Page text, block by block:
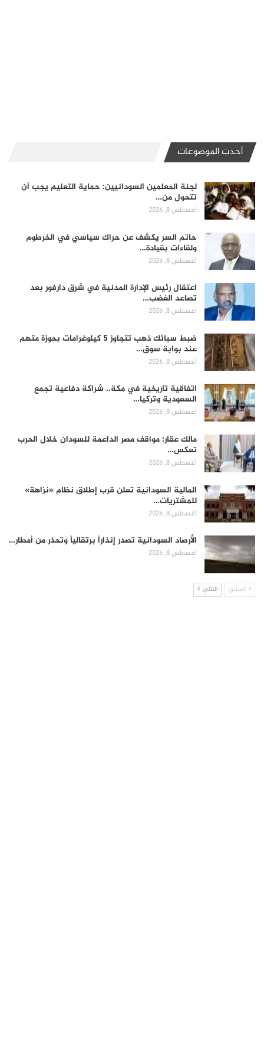
أحدث الموضوعات
لجنة المعلمين السودانيين: حماية التعليم يجب أن
تتحول من…
أغسطس 8, 2026
حاتم السر يكشف عن حراك سياسي في الخرطوم
ولقاءات بقيادة…
أغسطس 8, 2026
اعتقال رئيس الإدارة المدنية في شرق دارفور بعد
تصاعد الغضب…
أغسطس 8, 2026
ضبط سبائك ذهب تتجاوز 5 كيلوغرامات بحوزة متهم
عند بوابة سوق…
أغسطس 8, 2026
اتفاقية تاريخية في مكة.. شراكة دفاعية تجمع
السعودية وتركيا…
أغسطس 8, 2026
مالك عقار: مواقف مصر الداعمة للسودان خلال الحرب
تعكس…
أغسطس 8, 2026
المالية السودانية تعلن قرب إطلاق نظام «نزاهة»
للمشتريات…
أغسطس 8, 2026
الأرصاد السودانية تصدر إنذاراً برتقالياً وتحذر من أمطار…
أغسطس 8, 2026
السابق التالي